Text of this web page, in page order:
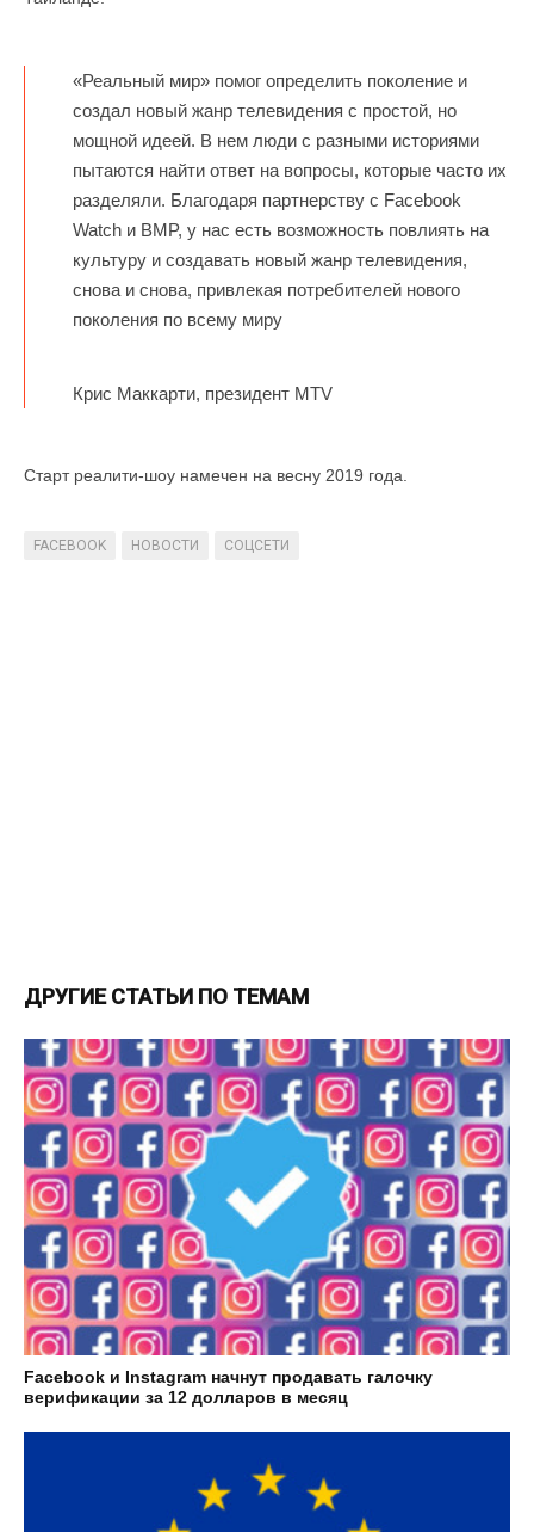
«Реальный мир» помог определить поколение и
создал новый жанр телевидения с простой, но
мощной идеей. В нем люди с разными историями
пытаются найти ответ на вопросы, которые часто их
разделяли. Благодаря партнерству с Facebook
Watch и BMP, у нас есть возможность повлиять на
культуру и создавать новый жанр телевидения,
снова и снова, привлекая потребителей нового
поколения по всему миру
Крис Маккарти, президент MTV
Старт реалити-шоу намечен на весну 2019 года.
FACEBOOK НОВОСТИ СОЦСЕТИ
ДРУГИЕ СТАТЬИ ПО ТЕМАМ
Facebook и Instagram начнут продавать галочку
верификации за 12 долларов в месяц